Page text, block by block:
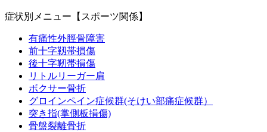
症状別メニュー【スポーツ関係】
有痛性外脛骨障害
前十字靱帯損傷
後十字靭帯損傷
リトルリーガー肩
ボクサー骨折
グロインペイン症候群(そけい部痛症候群）
突き指(掌側板損傷)
骨盤裂離骨折